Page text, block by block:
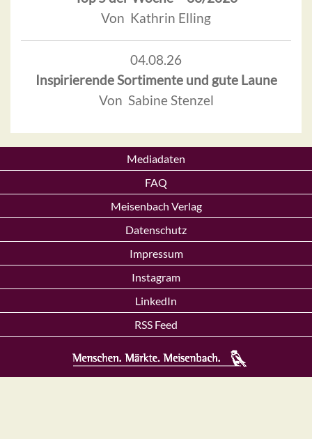
Von Kathrin Elling
04.08.26
Inspirierende Sortimente und gute Laune
Von Sabine Stenzel
Mediadaten
FAQ
Meisenbach Verlag
Datenschutz
Impressum
Instagram
LinkedIn
RSS Feed